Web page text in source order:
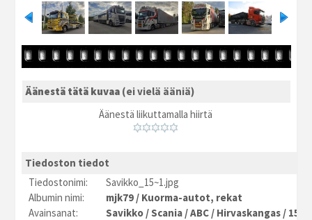
Äänestä tätä kuvaa (ei vielä ääniä)
Äänestä liikuttamalla hiirtä
Tiedoston tiedot
Tiedostonimi:
Savikko_15~1.jpg
Albumin nimi:
mjk79 / Kuorma-autot, rekat
Avainsanat:
Savikko /Scania /ABC / Hirvaskangas / 15